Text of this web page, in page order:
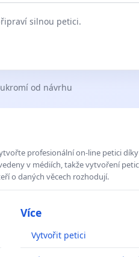
silnou petici.
od návrhu
profesionální on-line petici
v médiích, takže vytvoření
o daných věcech rozhodují.
Více
Vytvořit petici